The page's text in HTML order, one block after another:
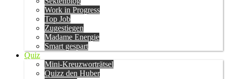
Work in Progress
Top Job
Zugestiegen
Madame Energie
Smart gespart
Quiz
Mini-Kreuzworträtsel
Quizz den Huber